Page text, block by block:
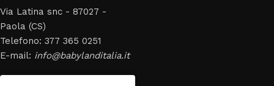
Via Latina snc - 87027 -
Paola (CS)
Telefono: 377 365 0251
E-mail: info@babylanditalia.it